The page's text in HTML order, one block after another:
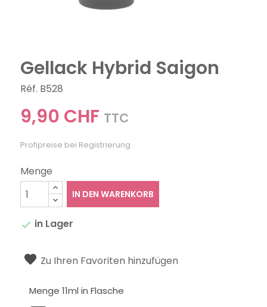
Gellack Hybrid Saigon
Réf. B528
9,90 CHF TTC
Profipreise bei Registrierung
Menge
IN DEN WARENKORB
 in Lager
Zu Ihren Favoriten hinzufügen
Menge 11ml in Flasche